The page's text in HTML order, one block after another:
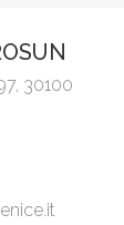
30100